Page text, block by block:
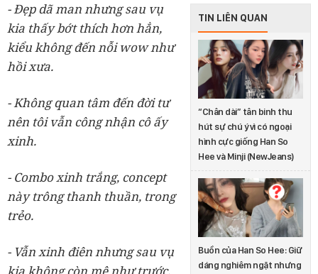
TIN LIÊN QUAN
“Chân dài” tân binh thu
hút sự chú ý vì có ngoại
hình cực giống Han So
Hee và Minji (NewJeans)
Buồn của Han So Hee: Giữ
dáng nghiêm ngặt nhưng
- Đẹp dã man nhưng sau vụ
kia thấy bớt thích hơn hẳn,
kiểu không đến nỗi wow như
hồi xưa.
- Không quan tâm đến đời tư
nên tôi vẫn công nhận cô ấy
xinh.
- Combo xinh trắng, concept
này trông thanh thuần, trong
trẻo.
- Vẫn xinh điên nhưng sau vụ
kia không còn mê như trước.